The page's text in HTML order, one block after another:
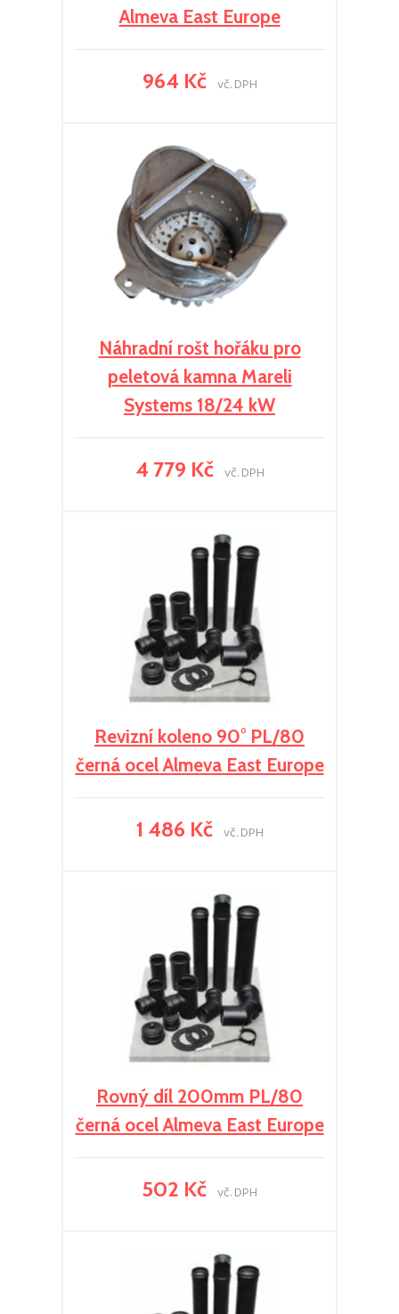
Almeva East Europe
964 Kč vč. DPH
Náhradní rošt hořáku pro
peletová kamna Mareli
Systems 18/24 kW
4 779 Kč vč. DPH
Revizní koleno 90° PL/80
černá ocel Almeva East Europe
1 486 Kč vč. DPH
Rovný díl 200mm PL/80
černá ocel Almeva East Europe
502 Kč vč. DPH